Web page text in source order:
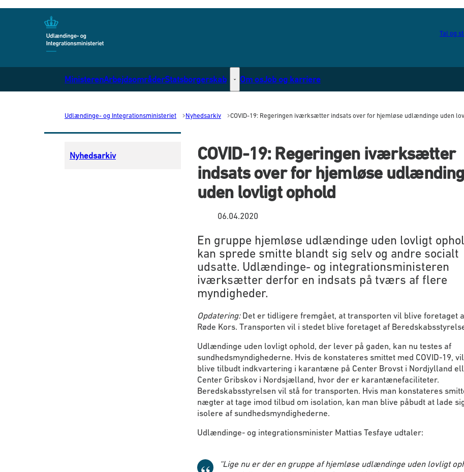
Tal og
MinisterenArbejdsområderStatsborgerskab Statsborgerskab - Flere links
Om osJob og karriere
Udlændinge- og Integrationsministeriet Nyhedsarkiv COVID-19: Regeringen iværksætter indsats over for hjemløse udlændinge uden
Nyhedsarkiv
COVID-19: Regeringen iværksætter
indsats over for hjemløse
uden lovligt ophold
06.04.2020
En gruppe hjemløse udlændinge uden lovligt
kan sprede smitte blandt sig selv og andre socialt
udsatte. Udlændinge- og integrationsministeren
iværksætter derfor en indsats på tværs af flere
myndigheder.
Opdatering: Det er tidligere fremgået, at transporten vil blive foretaget
Røde Kors. Transporten vil i stedet blive foretaget af
Udlændinge uden lovligt ophold, der lever på gaden, kan nu testes af
sundhedsmyndighederne. Hvis de konstateres smittet med COVID-19,
blive tilbudt indkvartering i karantæne på Center Brovst i Nordjylland
Center Gribskov i Nordsjælland, hvor der er karantænefaciliteter.
Beredskabsstyrelsen vil stå for transporten. Hvis man konstateres
nægter at tage imod tilbud om isolation, kan man blive påbudt at lade
isolere af sundhedsmyndighederne.
Udlændinge- og integrationsminister Mattias Tesfaye udtaler:
“Lige nu er der en gruppe af hjemløse udlændinge uden lovligt